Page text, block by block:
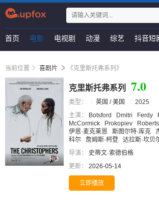
首页 电影 电视剧 动漫 综艺 抖音短
当前位置 喜剧片 《克里斯托弗系列》
HD
克里斯托弗系列 7.0
类型： 英国 / 美国
2025
主演：
Botsford Dmitri Ferdy
McCormick
Prokopiev Roberts
伊恩·麦克莱恩
斯图尔特·库克
科尔
詹姆斯·柯登
达拉斯·坎贝
导演：
史蒂文·索德伯格
更新：
2026-05-14
立即播放